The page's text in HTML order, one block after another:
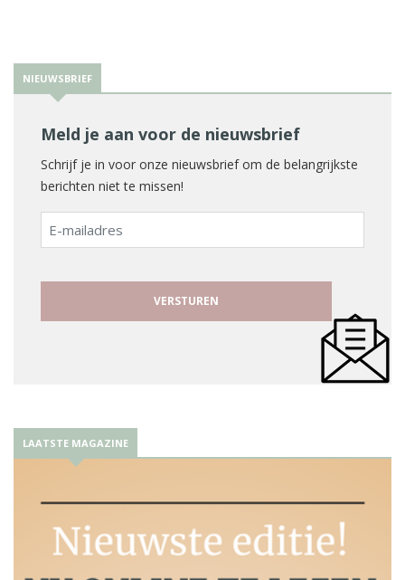
NIEUWSBRIEF
Meld je aan voor de nieuwsbrief
Schrijf je in voor onze nieuwsbrief om de belangrijkste
berichten niet te missen!
E-
mailadres
LAATSTE MAGAZINE